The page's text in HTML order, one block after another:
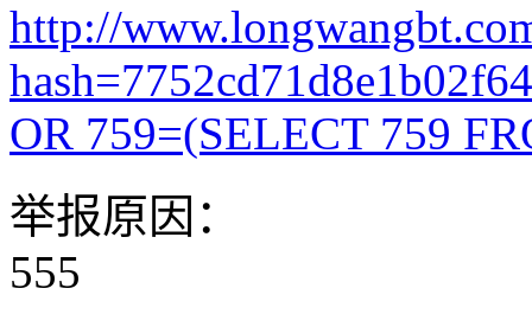
http://
OR 759=(SELECT 759
举报原因：
555